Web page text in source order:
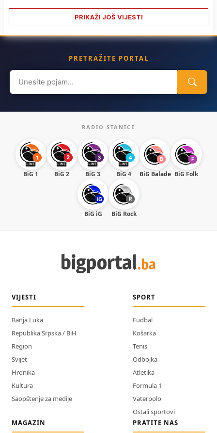
PRIKAŽI JOŠ VIJESTI
PRETRAŽITE PORTAL
Search
for:
RADIO STANICE
BiG 1 BiG 2 BiG 3 BiG 4 BiG Balade BiG Folk
BiG iG BiG Rock
VIJESTI
Banja Luka
Republika Srpska / BiH
Region
Svijet
Hronika
Kultura
Saopštenje za medije
SPORT
Fudbal
Košarka
Tenis
Odbojka
Atletika
Formula 1
Vaterpolo
Ostali sportovi
MAGAZIN
PRATITE NAS